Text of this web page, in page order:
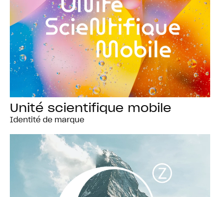
Unité scientifique mobile
Identité de marque